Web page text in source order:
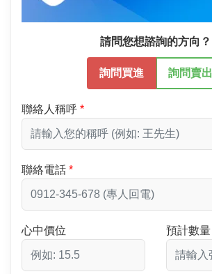
請問您想諮詢的方向？
詢問買進 詢問賣出
聯絡人稱呼
聯絡電話
心中價位
預計數量